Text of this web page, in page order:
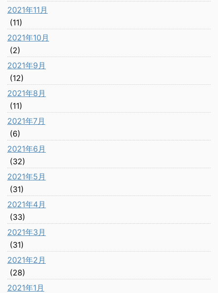
2021年11月
(11)
2021年10月
(2)
2021年9月
(12)
2021年8月
(11)
2021年7月
(6)
2021年6月
(32)
2021年5月
(31)
2021年4月
(33)
2021年3月
(31)
2021年2月
(28)
2021年1月